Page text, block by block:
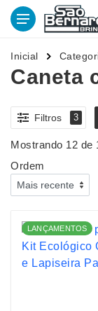
Inicial
Caneta
Filtros 3
Mostrando 12 de
Ordem
LANÇAMENTOS